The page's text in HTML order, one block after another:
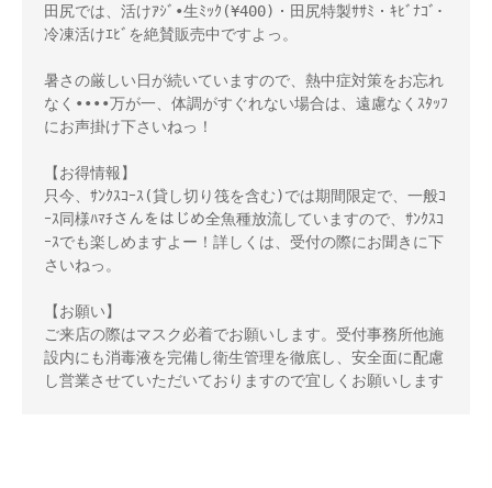
田尻では、活けｱｼﾞ•生ﾐｯｸ(¥400)・田尻特製ｻｻﾐ・ｷﾋﾞﾅｺﾞ･
冷凍活けｴﾋﾞを絶賛販売中ですよっ。
暑さの厳しい日が続いていますので、熱中症対策をお忘れ
なく••••万が一、体調がすぐれない場合は、遠慮なくｽﾀｯﾌ
にお声掛け下さいねっ！
【お得情報】
只今、ｻﾝｸｽｺｰｽ(貸し切り筏を含む)では期間限定で、一般ｺ
ｰｽ同様ﾊﾏﾁさんをはじめ全魚種放流していますので、ｻﾝｸｽｺ
ｰｽでも楽しめますよー！詳しくは、受付の際にお聞きに下
さいねっ。
【お願い】
ご来店の際はマスク必着でお願いします。受付事務所他施
設内にも消毒液を完備し衛生管理を徹底し、安全面に配慮
し営業させていただいておりますので宜しくお願いします